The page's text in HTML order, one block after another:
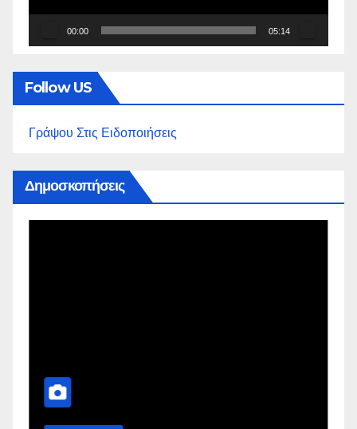
00:00 05:14
Follow US
Γράψου Στις Ειδοποιήσεις
Δημοσκοπήσεις